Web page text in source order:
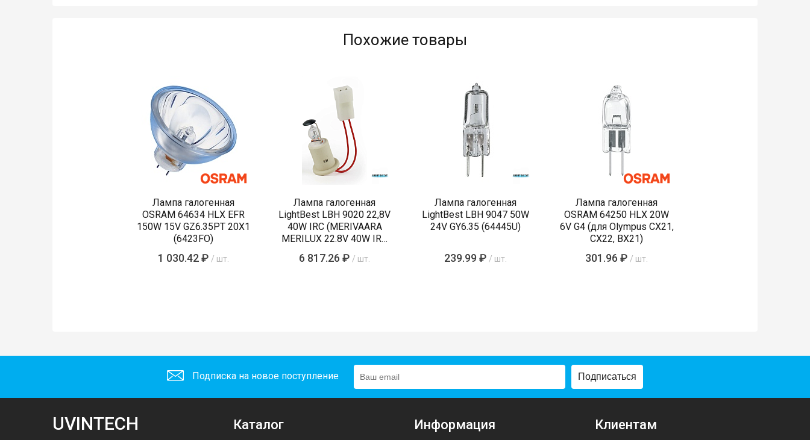
Похожие товары
Лампа галогенная
OSRAM 64634 HLX EFR
150W 15V GZ6.35PT 20X1
(6423FO)
1 030.42 ₽ / шт.
Лампа галогенная
LightBest LBH 9020 22,8V
40W IRC (MERIVAARA
MERILUX 22.8V 40W IRC
6 817.26 ₽ / шт.
Лампа галогенная
LightBest LBH 9047 50W
24V GY6.35 (64445U)
239.99 ₽ / шт.
Лампа галогенная
OSRAM 64250 HLX 20W
6V G4 (для Olympus CX21,
CX22, BX21)
301.96 ₽ / шт.
Подписка на новое поступление Подписаться
UVINTECH Каталог Информация Клиентам